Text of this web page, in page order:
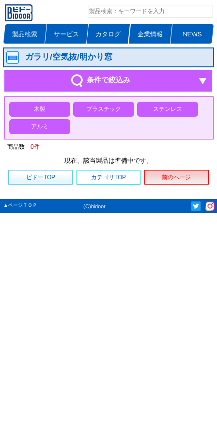
製品検索 サービス カタログ 企業情報 NEWS
ガラリ/空気抜/明かり窓
条件で絞込み
木製 プラスチック ステンレス
アルミ
商品数 0件
現在、該当製品は準備中です。
ビドーTOP カテゴリTOP 前のページ
▲ページＴＯＰ (C)bidoor